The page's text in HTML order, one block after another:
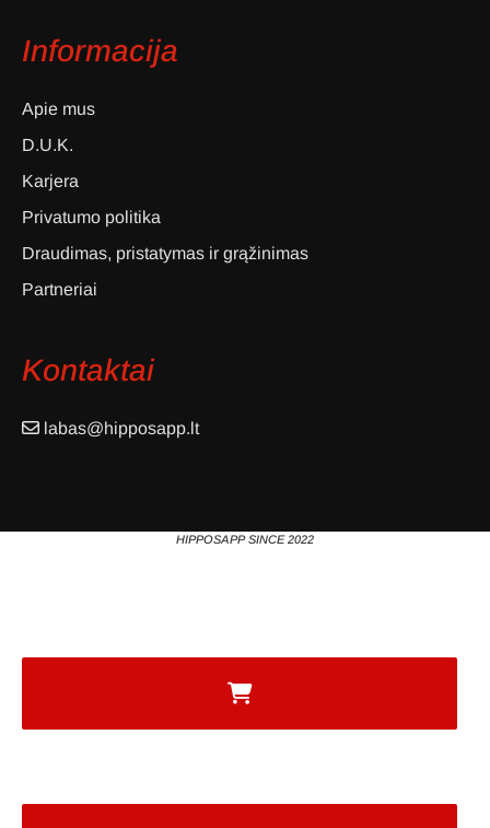
Informacija
Apie mus
D.U.K.
Karjera
Privatumo politika
Draudimas, pristatymas ir grąžinimas
Partneriai
Kontaktai
labas@hipposapp.lt
HIPPOSAPP SINCE 2022